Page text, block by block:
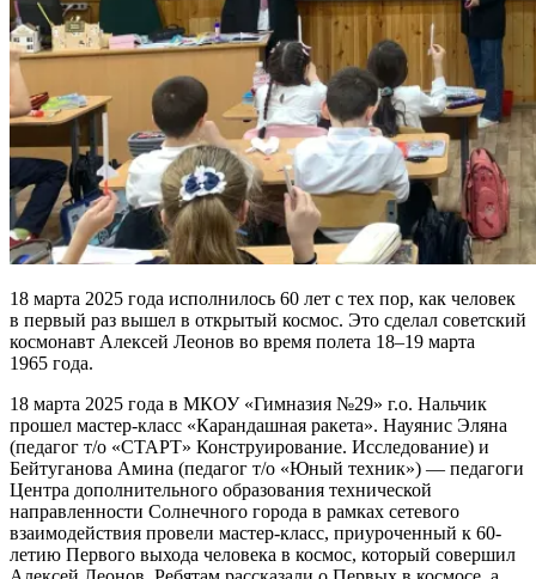
18 марта 2025 года исполнилось 60 лет с тех пор, как человек
в первый раз вышел в открытый космос. Это сделал советский
космонавт Алексей Леонов во время полета 18–19 марта
1965 года.
18 марта 2025 года в МКОУ «Гимназия №29» г.о. Нальчик
прошел мастер-класс «Карандашная ракета». Науянис Эляна
(педагог т/о «СТАРТ» Конструирование. Исследование) и
Бейтуганова Амина (педагог т/о «Юный техник») — педагоги
Центра дополнительного образования технической
направленности Солнечного города в рамках сетевого
взаимодействия провели мастер-класс, приуроченный к 60-
летию Первого выхода человека в космос, который совершил